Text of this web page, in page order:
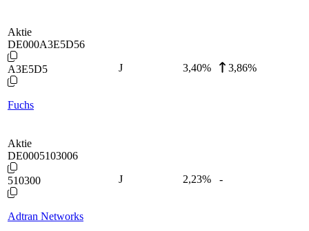
Aktie
DE000A3E5D56
A3E5D5
Fuchs
J 3,40% 3,86%
Aktie
DE0005103006
510300
Adtran Networks
J 2,23% -